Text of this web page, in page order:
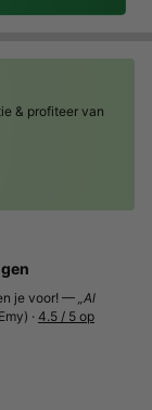
& profiteer van
je voor! —„Al
·4.5 / 5 op